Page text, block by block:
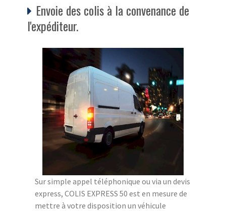
Envoie des colis à la convenance de
l'expéditeur.
Sur simple appel téléphonique ou via un devis
express, COLIS EXPRESS 50 est en mesure de
mettre à votre disposition un véhicule